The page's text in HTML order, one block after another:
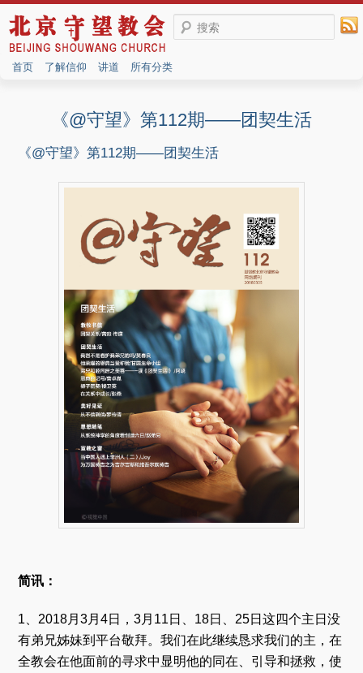
搜索
首页 了解信仰 讲道 所有分类
《@守望》第112期——团契生活
《@守望》第112期——团契生活
简讯：
1、2018月3月4日，3月11日、18日、25日这四个主日没
有弟兄姊妹到平台敬拜。我们在此继续恳求我们的主，在
全教会在他面前的寻求中显明他的同在、引导和拯救，使